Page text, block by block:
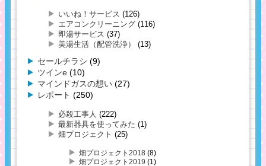
いいね！サービス (126)
エアコンクリーニング (116)
即湯サービス (37)
美湯生活（配管洗浄）
(13)
セールチラシ (9)
ツインe (10)
マインドガスの想い (27)
レポート (250)
必殺工事人 (222)
最新器具を使ってみた (1)
畑プロジェクト (25)
畑プロジェクト2018 (8)
畑プロジェクト2019 (1)